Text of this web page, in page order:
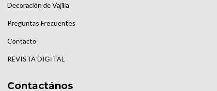
Decoración de Vajilla
Preguntas Frecuentes
Contacto
REVISTA DIGITAL
Contactános